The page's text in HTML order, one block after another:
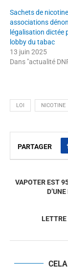
Sachets de
associations
légalisation dictée
lobby du tabac
13 juin 2025
Dans "actualité
LOI NICOTINE
PARTAGER
VAPOTER EST
LETTRE